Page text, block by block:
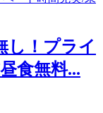
し！プライ
食無料...